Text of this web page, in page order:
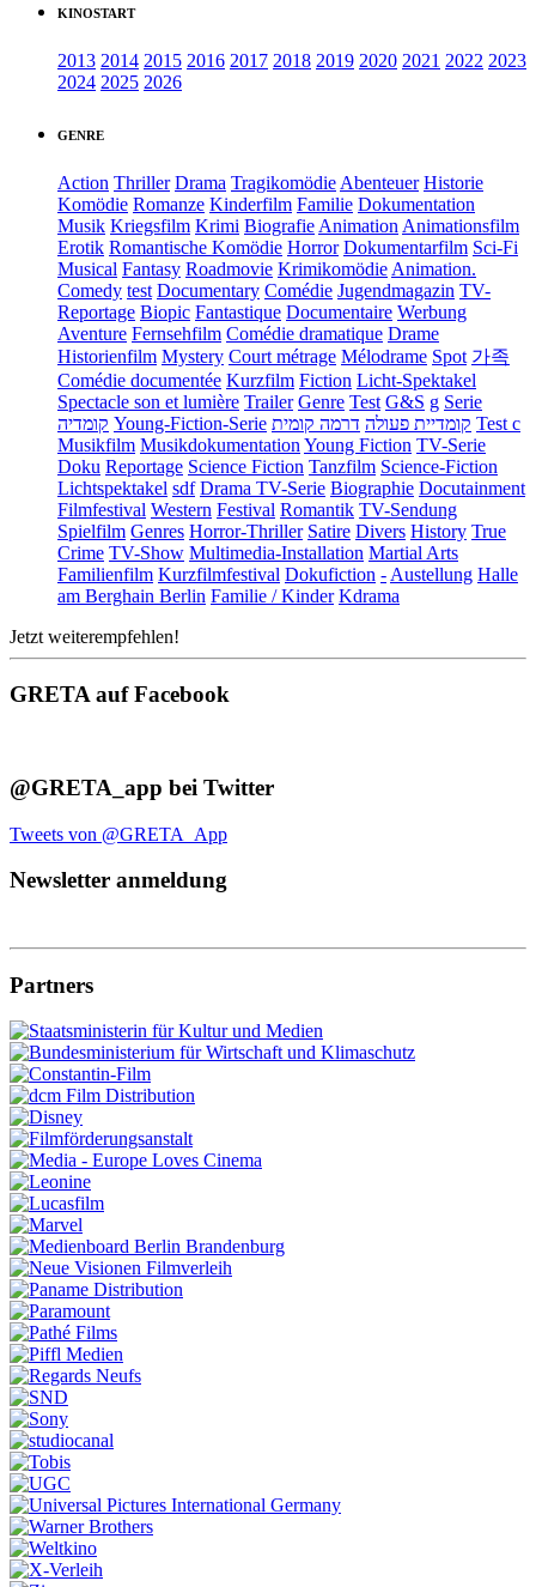
KINOSTART
2013 2014 2015 2016 2017 2018 2019 2020 2021 2022 2023
2024 2025 2026
GENRE
Action Thriller Drama Tragikomödie Abenteuer Historie
Komödie Romanze Kinderfilm Familie Dokumentation
Musik Kriegsfilm Krimi Biografie Animation Animationsfilm
Erotik Romantische Komödie Horror Dokumentarfilm Sci-Fi
Musical Fantasy Roadmovie Krimikomödie Animation.
Comedy test Documentary Comédie Jugendmagazin TV-
Reportage Biopic Fantastique Documentaire Werbung
Aventure Fernsehfilm Comédie dramatique Drame
Historienfilm Mystery Court métrage Mélodrame Spot 가족
Comédie documentée Kurzfilm Fiction Licht-Spektakel
Spectacle son et lumière Trailer Genre Test G&S g Serie
קומדיה Young-Fiction-Serie קומדיית פעולה דרמה קומית
Test c
Musikfilm Musikdokumentation Young Fiction TV-Serie
Doku Reportage Science Fiction Tanzfilm Science-Fiction
Lichtspektakel sdf Drama TV-Serie Biographie Docutainment
Filmfestival Western Festival Romantik TV-Sendung
Spielfilm Genres Horror-Thriller Satire Divers History True
Crime TV-Show Multimedia-Installation Martial Arts
Familienfilm Kurzfilmfestival Dokufiction - Austellung Halle
am Berghain Berlin Familie / Kinder Kdrama
Jetzt weiterempfehlen!
GRETA auf Facebook
@GRETA_app bei Twitter
Tweets von @GRETA_App
Newsletter anmeldung
Partners